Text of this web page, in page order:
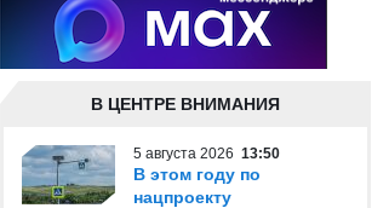
В ЦЕНТРЕ ВНИМАНИЯ
5 августа 2026 13:50
В этом году по
нацпроекту